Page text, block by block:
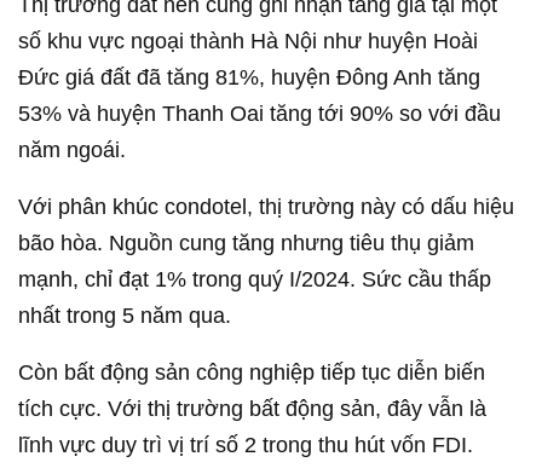
Thị trường đất nền cũng ghi nhận tăng giá tại một
số khu vực ngoại thành Hà Nội như huyện Hoài
Đức giá đất đã tăng 81%, huyện Đông Anh tăng
53% và huyện Thanh Oai tăng tới 90% so với đầu
năm ngoái.
Với phân khúc condotel, thị trường này có dấu hiệu
bão hòa. Nguồn cung tăng nhưng tiêu thụ giảm
mạnh, chỉ đạt 1% trong quý I/2024. Sức cầu thấp
nhất trong 5 năm qua.
Còn bất động sản công nghiệp tiếp tục diễn biến
tích cực. Với thị trường bất động sản, đây vẫn là
lĩnh vực duy trì vị trí số 2 trong thu hút vốn FDI.